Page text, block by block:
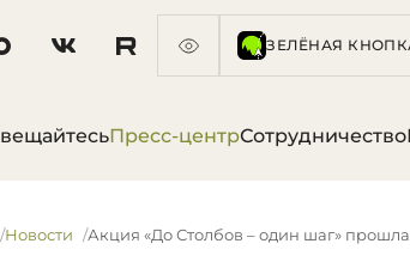
ЗЕЛЁНАЯ
Пресс-центрСотрудничество
Новости ​Акция «До Столбов – один шаг»